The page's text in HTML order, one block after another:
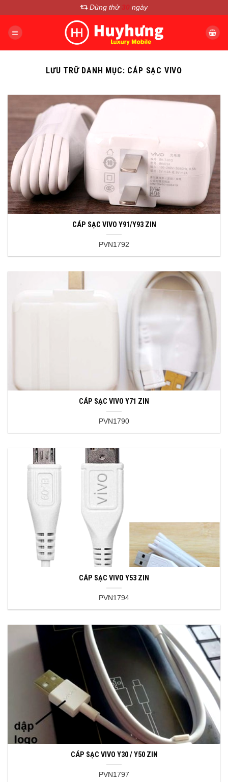
nội
Dùng thử 30 ngày
LƯU TRỮ DANH MỤC: CÁP SẠC VIVO
CÁP SẠC VIVO Y91/Y93 ZIN
PVN1792
CÁP SẠC VIVO Y71 ZIN
PVN1790
CÁP SẠC VIVO Y53 ZIN
PVN1794
CÁP SẠC VIVO Y30 / Y50 ZIN
PVN1797